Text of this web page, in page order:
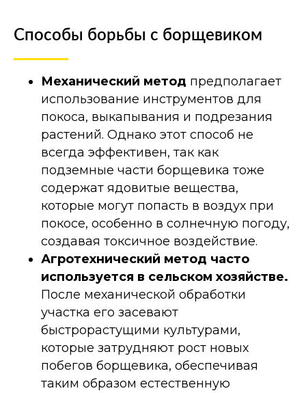
Способы борьбы с борщевиком
Механический метод предполагает
использование инструментов для
покоса, выкапывания и подрезания
растений. Однако этот способ не
всегда эффективен, так как
подземные части борщевика тоже
содержат ядовитые вещества,
которые могут попасть в воздух при
покосе, особенно в солнечную погоду,
создавая токсичное воздействие.
Агротехнический метод часто
используется в сельском хозяйстве.
После механической обработки
участка его засевают
быстрорастущими культурами,
которые затрудняют рост новых
побегов борщевика, обеспечивая
таким образом естественную